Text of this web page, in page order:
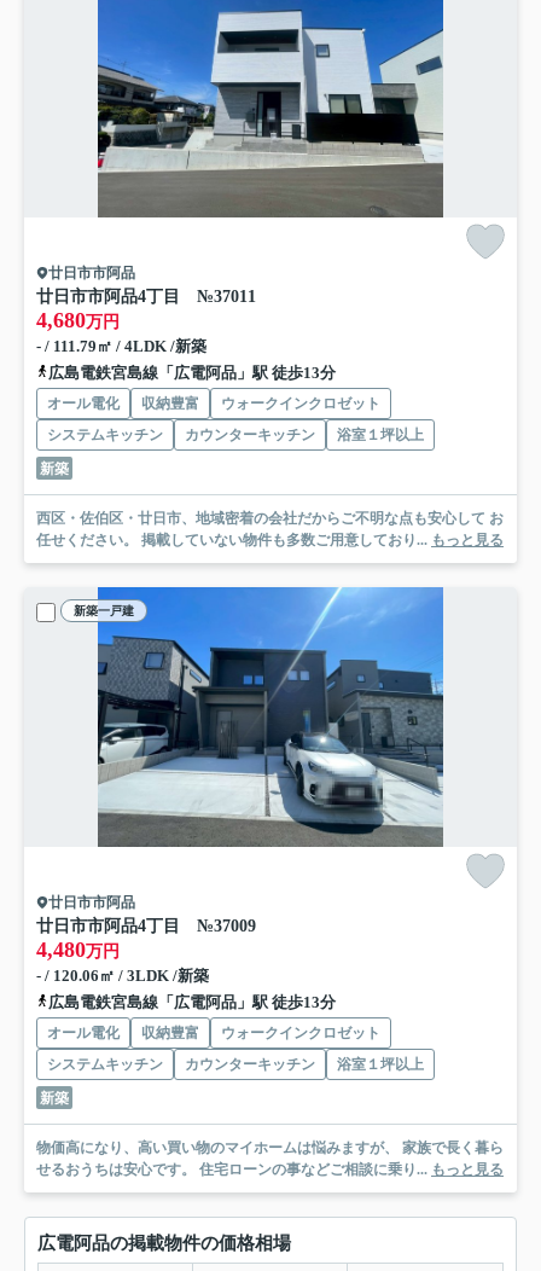
廿日市市阿品
廿日市市阿品4丁目 №37011
4,680万円
- / 111.79㎡ / 4LDK /新築
広島電鉄宮島線「広電阿品」駅 徒歩13分
オール電化 収納豊富
ウォークインクロゼット
システムキッチン
カウンターキッチン
浴室１坪以上
新築
西区・佐伯区・廿日市、地域密着の会社だからご不明な点も安心して お
任せください。 掲載していない物件も多数ご用意しており... もっと見る
新築一戸建
廿日市市阿品
廿日市市阿品4丁目 №37009
4,480万円
- / 120.06㎡ / 3LDK /新築
広島電鉄宮島線「広電阿品」駅 徒歩13分
オール電化 収納豊富
ウォークインクロゼット
システムキッチン
カウンターキッチン
浴室１坪以上
新築
物価高になり、高い買い物のマイホームは悩みますが、 家族で長く暮ら
せるおうちは安心です。 住宅ローンの事などご相談に乗り... もっと見る
広電阿品の掲載物件の価格相場